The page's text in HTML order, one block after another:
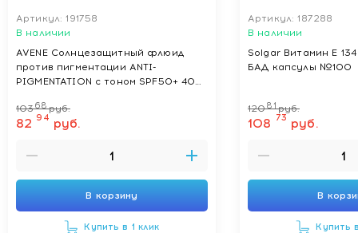
Артикул: 191758
В наличии
AVENE Солнцезащитный флюид
против пигментации ANTI-
PIGMENTATION с тоном SPF50+ 40
10368 руб.
82 94 руб.
В корзину
Купить в 1 клик
Артикул: 187288
В наличии
Solgar Витамин Е
БАД капсулы №100
12081 руб.
108 73 руб.
В
Купить